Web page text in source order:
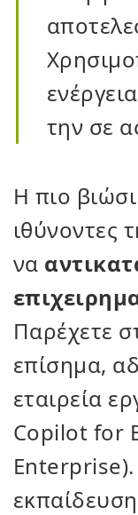
την σε
Η πιο
ιθύνοντες
να
Παρέχετε
επίσημα,
εταιρεία
Copilot for